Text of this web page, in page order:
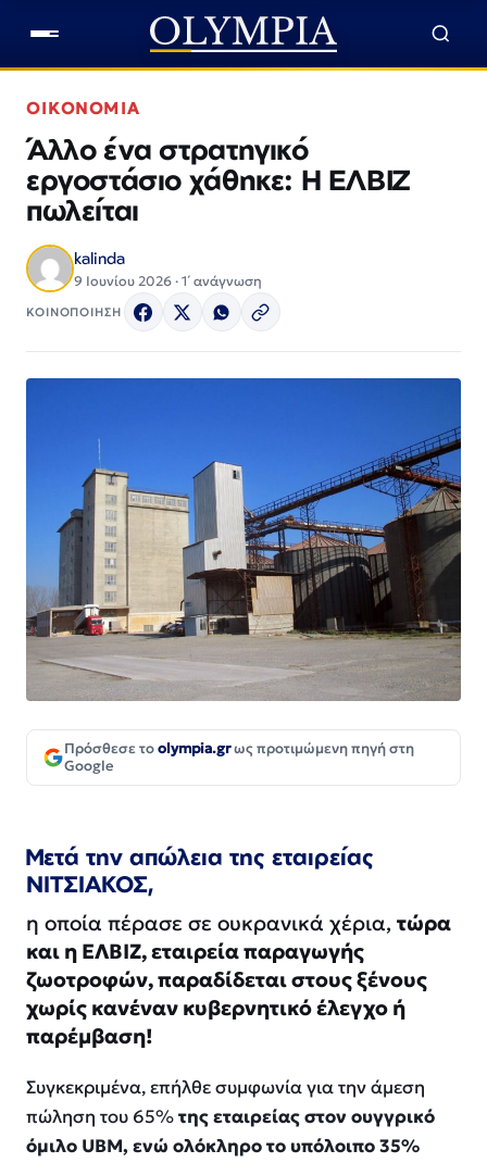
ΟΙΚΟΝΟΜΙΑ
Άλλο ένα στρατηγικό
εργοστάσιο χάθηκε: Η ΕΛΒΙΖ
πωλείται
kalinda
9 Ιουνίου 2026 · 1΄ ανάγνωση
ΚΟΙΝΟΠΟΙΗΣΗ
Πρόσθεσε τοolympia.grως προτιμώμενη πηγή στη
Google
Μετά την απώλεια της εταιρείας
ΝΙΤΣΙΑΚΟΣ,
η οποία πέρασε σε ουκρανικά χέρια, τώρα
και η ΕΛΒΙΖ, εταιρεία παραγωγής
ζωοτροφών, παραδίδεται στους ξένους
χωρίς κανέναν κυβερνητικό έλεγχο ή
παρέμβαση!
Συγκεκριμένα, επήλθε συμφωνία για την άμεση
πώληση του 65%της εταιρείας στον ουγγρικό
όμιλο UBM, ενώ ολόκληρο το υπόλοιπο 35%